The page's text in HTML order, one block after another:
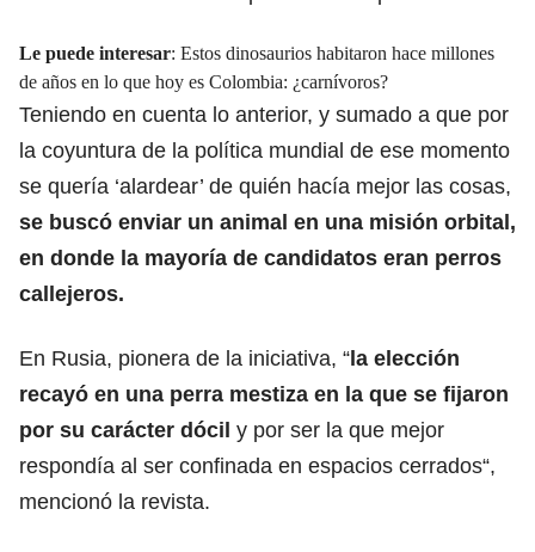
Le puede interesar: Estos dinosaurios habitaron hace millones
de años en lo que hoy es Colombia: ¿carnívoros?
Teniendo en cuenta lo anterior, y sumado a que por
la coyuntura de la política mundial de ese momento
se quería ‘alardear’ de quién hacía mejor las cosas,
se buscó enviar un animal en una misión orbital,
en donde la mayoría de candidatos eran perros
callejeros.
En Rusia, pionera de la iniciativa, “la elección
recayó en una perra mestiza en la que se fijaron
por su carácter dócil y por ser la que mejor
respondía al ser confinada en espacios cerrados“,
mencionó la revista.